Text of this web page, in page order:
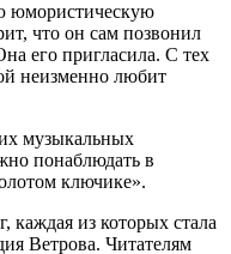
юмористическую
что он сам позвонил
его пригласила. С тех
неизменно любит
музыкальных
понаблюдать в
ключике».
каждая из которых стала
Ветрова. Читателям